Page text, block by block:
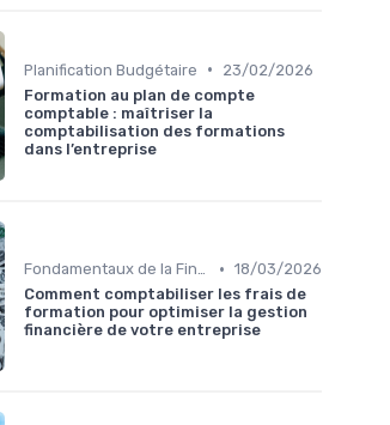
Planification Budgétaire •
23/02/2026
Formation au plan de compte
comptable : maîtriser la
comptabilisation des formations
dans l’entreprise
Fondamentaux de la Finance • 18/03/2026
Comment comptabiliser les frais de
formation pour optimiser la gestion
financière de votre entreprise